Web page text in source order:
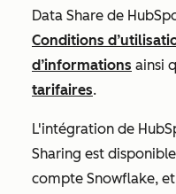
Data Share de
Conditions
d’informations ainsi
tarifaires.
L'intégration de
Sharing est
compte Snowflake,